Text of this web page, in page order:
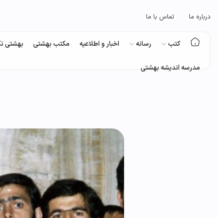
درباره ما تماس با ما
کتب رسانه اخبار و اطلاعیه مکتب بهشتی بهشتی
مدرسه اندیشه بهشتی